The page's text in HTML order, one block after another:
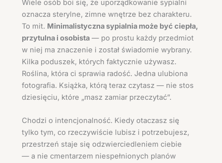
Wiele osób boi się, że uporządkowanie sypialni
oznacza sterylne, zimne wnętrze bez charakteru.
To mit. Minimalistyczna sypialnia może być ciepła,
przytulna i osobista — po prostu każdy przedmiot
w niej ma znaczenie i został świadomie wybrany.
Kilka poduszek, których faktycznie używasz.
Roślina, która ci sprawia radość. Jedna ulubiona
fotografia. Książka, którą teraz czytasz — nie stos
dziesięciu, które „masz zamiar przeczytać”.
Chodzi o intencjonalność. Kiedy otaczasz się
tylko tym, co rzeczywiście lubisz i potrzebujesz,
przestrzeń staje się odzwierciedleniem ciebie
— a nie cmentarzem niespełnionych planów